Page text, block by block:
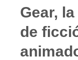
Gear,
de